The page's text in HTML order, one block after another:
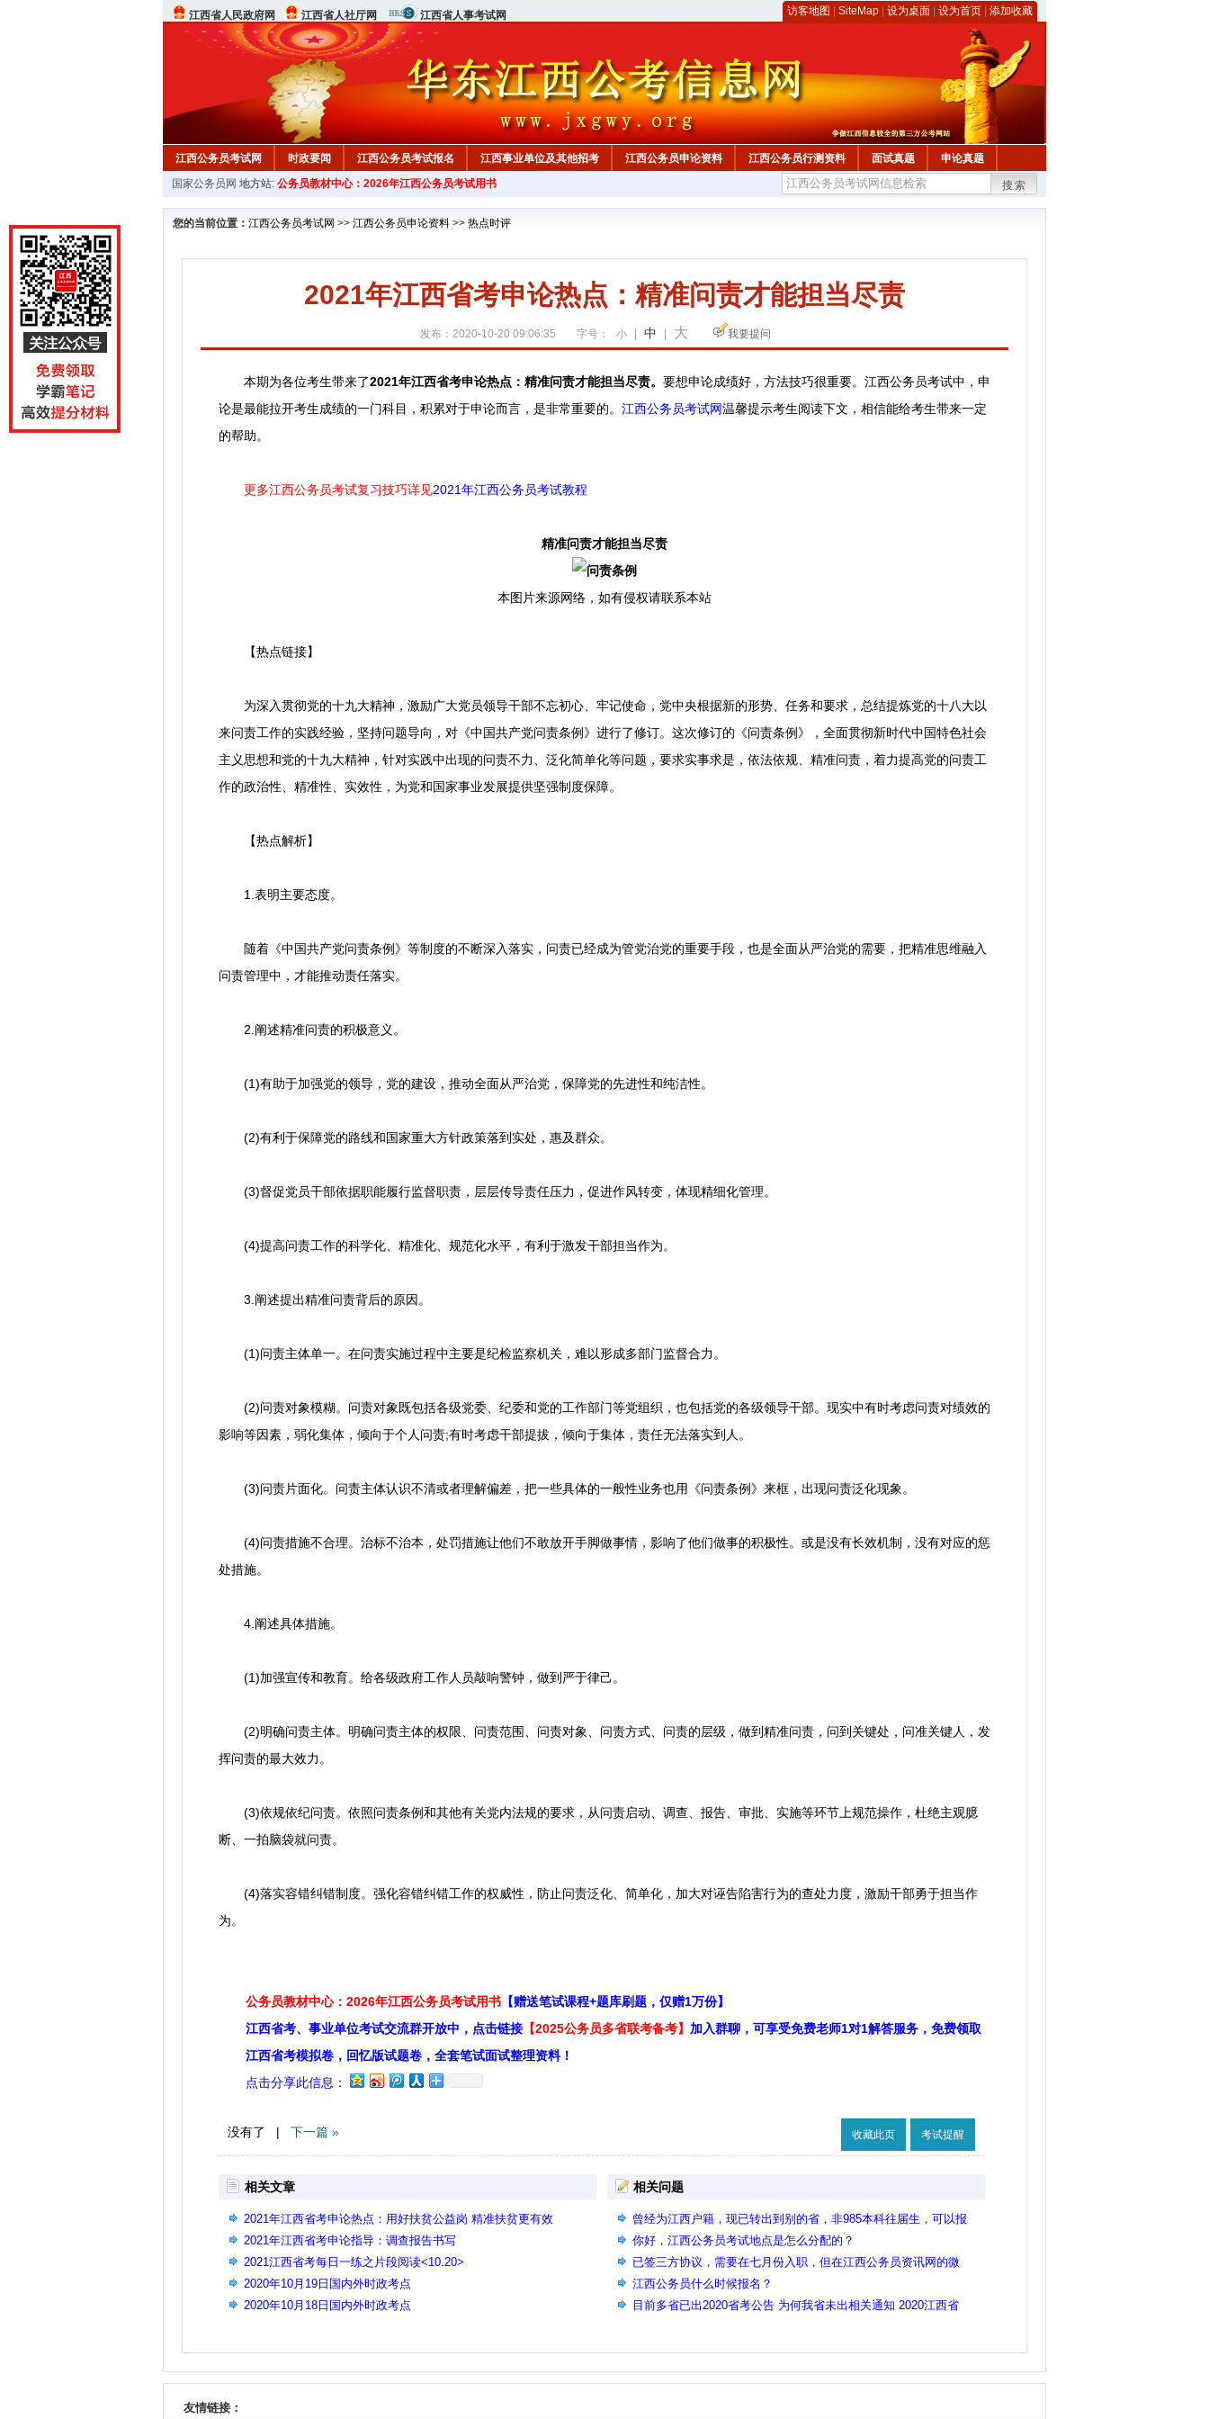
江西省人民政府网 江西省人社厅网 江西省人事考试网 访客地图 SiteMap 设为桌面 设为首页 添加收藏
江西公务员考试网 时政要闻 江西公务员考试报名 江西事业单位及其他招考 江西公务员申论资料 江西公务员行测资料 面试真题 申论真题
行测真题 在线咨询 教材中心
国家公务员网 地方站: 公务员教材中心：2026年江西公务员考试用书 搜索
您的当前位置： 江西公务员考试网 >> 江西公务员申论资料 >> 热点时评
2021年江西省考申论热点：精准问责才能担当尽责
发布：2020-10-20 09:06:35 字号： 小 中 大 我要提问
本期为各位考生带来了2021年江西省考申论热点： 精准问责才能担当尽责。 要想申论成绩好，方法技巧很重要。江西公务员考试中，申
论是最能拉开考生成绩的一门科目，积累对于申论而言，是非常重要的。 江西公务员考试网温馨提示考生阅读下文，相信能给考生带来一定
的帮助。
更多江西公务员考试复习技巧详见2021年江西公务员考试教程
精准问责才能担当尽责
本图片来源网络，如有侵权请联系本站
【热点链接】
为深入贯彻党的十九大精神，激励广大党员领导干部不忘初心、牢记使命，党中央根据新的形势、任务和要求，总结提炼党的十八大以
来问责工作的实践经验，坚持问题导向，对《中国共产党问责条例》进行了修订。这次修订的《问责条例》，全面贯彻新时代中国特色社会
主义思想和党的十九大精神，针对实践中出现的问责不力、泛化简单化等问题，要求实事求是，依法依规、精准问责，着力提高党的问责工
作的政治性、精准性、实效性，为党和国家事业发展提供坚强制度保障。
【热点解析】
1.表明主要态度。
随着《中国共产党问责条例》等制度的不断深入落实，问责已经成为管党治党的重要手段，也是全面从严治党的需要，把精准思维融入
问责管理中，才能推动责任落实。
2.阐述精准问责的积极意义。
(1)有助于加强党的领导，党的建设，推动全面从严治党，保障党的先进性和纯洁性。
(2)有利于保障党的路线和国家重大方针政策落到实处，惠及群众。
(3)督促党员干部依据职能履行监督职责，层层传导责任压力，促进作风转变，体现精细化管理。
(4)提高问责工作的科学化、精准化、规范化水平，有利于激发干部担当作为。
3.阐述提出精准问责背后的原因。
(1)问责主体单一。在问责实施过程中主要是纪检监察机关，难以形成多部门监督合力。
(2)问责对象模糊。问责对象既包括各级党委、纪委和党的工作部门等党组织，也包括党的各级领导干部。现实中有时考虑问责对绩效的
影响等因素，弱化集体，倾向于个人问责;有时考虑干部提拔，倾向于集体，责任无法落实到人。
(3)问责片面化。问责主体认识不清或者理解偏差，把一些具体的一般性业务也用《问责条例》来框，出现问责泛化现象。
(4)问责措施不合理。治标不治本，处罚措施让他们不敢放开手脚做事情，影响了他们做事的积极性。或是没有长效机制，没有对应的惩
处措施。
4.阐述具体措施。
(1)加强宣传和教育。给各级政府工作人员敲响警钟，做到严于律己。
(2)明确问责主体。明确问责主体的权限、问责范围、问责对象、问责方式、问责的层级，做到精准问责，问到关键处，问准关键人，发
挥问责的最大效力。
(3)依规依纪问责。依照问责条例和其他有关党内法规的要求，从问责启动、调查、报告、审批、实施等环节上规范操作，杜绝主观臆
断、一拍脑袋就问责。
(4)落实容错纠错制度。强化容错纠错工作的权威性，防止问责泛化、简单化，加大对诬告陷害行为的查处力度，激励干部勇于担当作
为。
公务员教材中心：2026年江西公务员考试用书 【赠送笔试课程+题库刷题，仅赠1万份】
江西省考、事业单位考试交流群开放中，点击链接 【2025公务员多省联考备考】 加入群聊，可享受免费老师1对1解答服务，免费领取
江西省考模拟卷，回忆版试题卷，全套笔试面试整理资料！
点击分享此信息：
没有了 | 下一篇 » 收藏此页 考试提醒
相关文章
2021年江西省考申论热点：用好扶贫公益岗 精准扶贫更有效
2021年江西省考申论指导：调查报告书写
2021江西省考每日一练之片段阅读<10.20>
2020年10月19日国内外时政考点
2020年10月18日国内外时政考点
相关问题
曾经为江西户籍，现已转出到别的省，非985本科往届生，可以报
考江西公务员吗
你好，江西公务员考试地点是怎么分配的？
已签三方协议，需要在七月份入职，但在江西公务员资讯网的微
信公众号里看到要放弃单位才能报考，请问是这样吗？
江西公务员什么时候报名？
目前多省已出2020省考公告 为何我省未出相关通知 2020江西省
友情链接：